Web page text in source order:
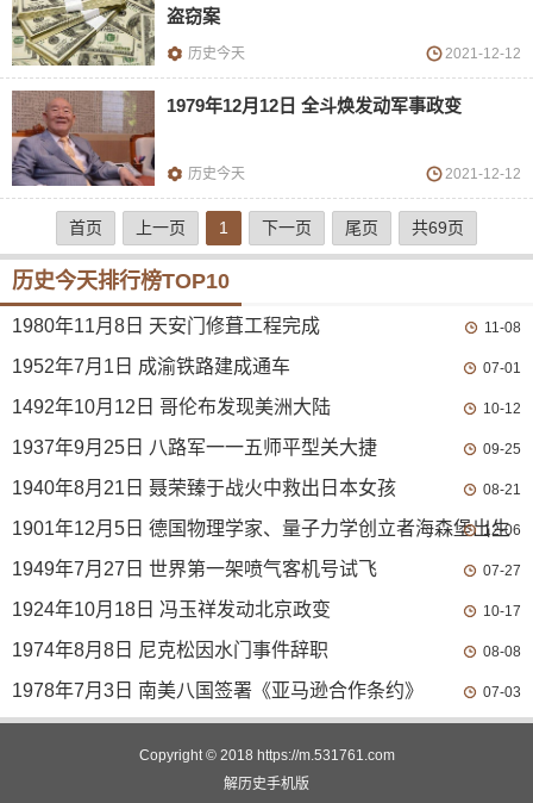
盗窃案
历史今天 2021-12-12
1979年12月12日 全斗焕发动军事政变
历史今天 2021-12-12
首页 上一页 1 下一页 尾页 共69页
历史今天排行榜TOP10
1980年11月8日 天安门修葺工程完成 11-08
1952年7月1日 成渝铁路建成通车 07-01
1492年10月12日 哥伦布发现美洲大陆 10-12
1937年9月25日 八路军一一五师平型关大捷 09-25
1940年8月21日 聂荣臻于战火中救出日本女孩 08-21
1901年12月5日 德国物理学家、量子力学创立者海森堡出生
12-06
1949年7月27日 世界第一架喷气客机号试飞 07-27
1924年10月18日 冯玉祥发动北京政变 10-17
1974年8月8日 尼克松因水门事件辞职 08-08
1978年7月3日 南美八国签署《亚马逊合作条约》 07-03
Copyright © 2018 https://m.531761.com
解历史手机版